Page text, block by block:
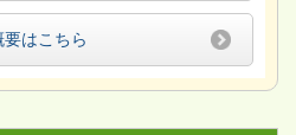
はこちら